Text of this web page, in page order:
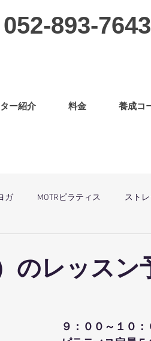
893-7643
ー紹介 料金 養成コ
ガ MOTRピラティス スト
子連OK）
のレッスン
９：００～１０：